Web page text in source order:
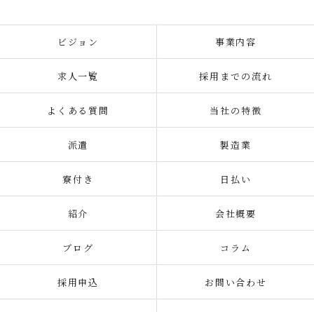
ビジョン 事業内容
求人一覧 採用までの流れ
よくある質問 当社の特徴
派遣 製造業
寮付き 日払い
紹介 会社概要
ブログ コラム
採用申込 お問い合わせ